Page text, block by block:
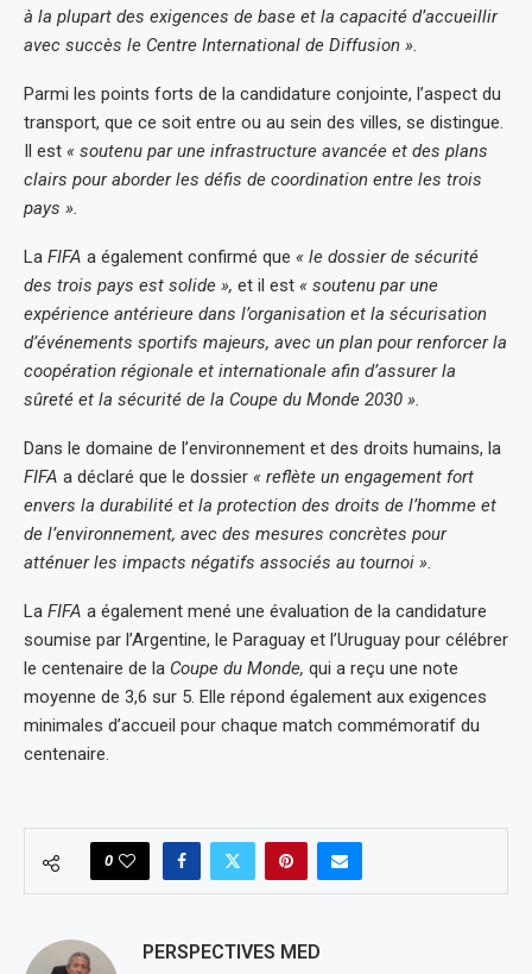
à la plupart des exigences de base et la capacité d’accueillir
avec succès le Centre International de Diffusion ».
Parmi les points forts de la candidature conjointe, l’aspect du
transport, que ce soit entre ou au sein des villes, se distingue.
Il est « soutenu par une infrastructure avancée et des plans
clairs pour aborder les défis de coordination entre les trois
pays ».
La FIFA a également confirmé que « le dossier de sécurité
des trois pays est solide », et il est « soutenu par une
expérience antérieure dans l’organisation et la sécurisation
d’événements sportifs majeurs, avec un plan pour renforcer la
coopération régionale et internationale afin d’assurer la
sûreté et la sécurité de la Coupe du Monde 2030 ».
Dans le domaine de l’environnement et des droits humains, la
FIFA a déclaré que le dossier « reflète un engagement fort
envers la durabilité et la protection des droits de l’homme et
de l’environnement, avec des mesures concrètes pour
atténuer les impacts négatifs associés au tournoi ».
La FIFA a également mené une évaluation de la candidature
soumise par l’Argentine, le Paraguay et l’Uruguay pour célébrer
le centenaire de la Coupe du Monde, qui a reçu une note
moyenne de 3,6 sur 5. Elle répond également aux exigences
minimales d’accueil pour chaque match commémoratif du
centenaire.
0
PERSPECTIVES MED